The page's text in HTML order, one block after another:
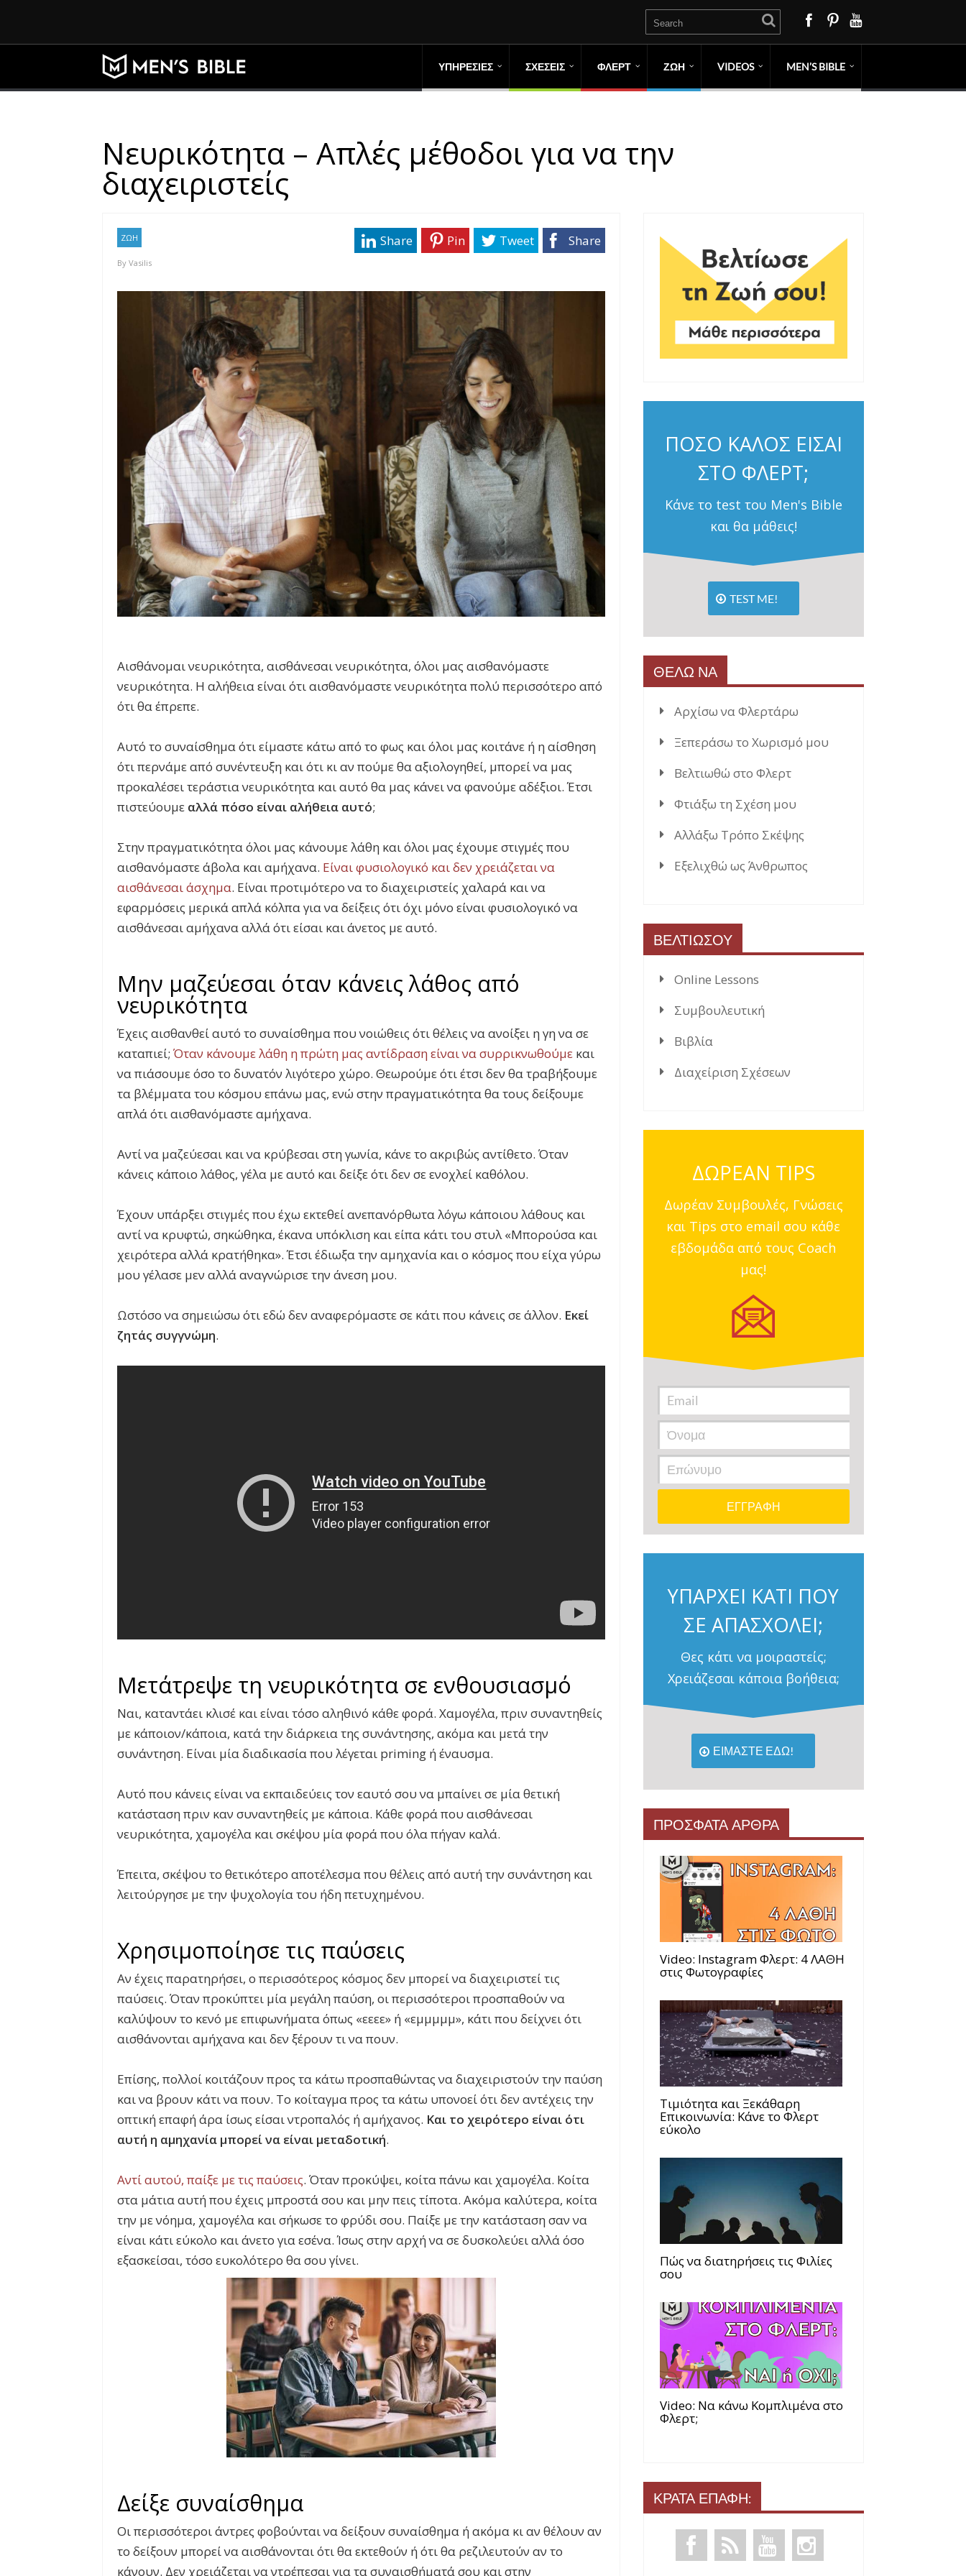
ΥΠΗΡΕΣΙΕΣ ΣΧΕΣΕΙΣ ΦΛΕΡΤ ΖΩΗ VIDEOS MEN’S BIBLE
Νευρικότητα – Απλές μέθοδοι για να την
διαχειριστείς
ΖΩΗ
By Vasilis
Share
Tweet
Pin
Share
Αισθάνομαι νευρικότητα, αισθάνεσαι νευρικότητα, όλοι μας αισθανόμαστε
νευρικότητα. Η αλήθεια είναι ότι αισθανόμαστε νευρικότητα πολύ περισσότερο από
ότι θα έπρεπε.
Αυτό το συναίσθημα ότι είμαστε κάτω από το φως και όλοι μας κοιτάνε ή η αίσθηση
ότι περνάμε από συνέντευξη και ότι κι αν πούμε θα αξιολογηθεί, μπορεί να μας
προκαλέσει τεράστια νευρικότητα και αυτό θα μας κάνει να φανούμε αδέξιοι. Έτσι
πιστεύουμε αλλά πόσο είναι αλήθεια αυτό;
Στην πραγματικότητα όλοι μας κάνουμε λάθη και όλοι μας έχουμε στιγμές που
αισθανόμαστε άβολα και αμήχανα. Είναι φυσιολογικό και δεν χρειάζεται να
αισθάνεσαι άσχημα. Είναι προτιμότερο να το διαχειριστείς χαλαρά και να
εφαρμόσεις μερικά απλά κόλπα για να δείξεις ότι όχι μόνο είναι φυσιολογικό να
αισθάνεσαι αμήχανα αλλά ότι είσαι και άνετος με αυτό.
Μην μαζεύεσαι όταν κάνεις λάθος από
νευρικότητα
Έχεις αισθανθεί αυτό το συναίσθημα που νοιώθεις ότι θέλεις να ανοίξει η γη να σε
καταπιεί; Όταν κάνουμε λάθη η πρώτη μας αντίδραση είναι να συρρικνωθούμε και
να πιάσουμε όσο το δυνατόν λιγότερο χώρο. Θεωρούμε ότι έτσι δεν θα τραβήξουμε
τα βλέμματα του κόσμου επάνω μας, ενώ στην πραγματικότητα θα τους δείξουμε
απλά ότι αισθανόμαστε αμήχανα.
Αντί να μαζεύεσαι και να κρύβεσαι στη γωνία, κάνε το ακριβώς αντίθετο. Όταν
κάνεις κάποιο λάθος, γέλα με αυτό και δείξε ότι δεν σε ενοχλεί καθόλου.
Έχουν υπάρξει στιγμές που έχω εκτεθεί ανεπανόρθωτα λόγω κάποιου λάθους και
αντί να κρυφτώ, σηκώθηκα, έκανα υπόκλιση και είπα κάτι του στυλ «Μπορούσα και
χειρότερα αλλά κρατήθηκα». Έτσι έδιωξα την αμηχανία και ο κόσμος που είχα γύρω
μου γέλασε μεν αλλά αναγνώρισε την άνεση μου.
Ωστόσο να σημειώσω ότι εδώ δεν αναφερόμαστε σε κάτι που κάνεις σε άλλον. Εκεί
ζητάς συγγνώμη.
Μετάτρεψε τη νευρικότητα σε ενθουσιασμό
Ναι, καταντάει κλισέ και είναι τόσο αληθινό κάθε φορά. Χαμογέλα, πριν συναντηθείς
με κάποιον/κάποια, κατά την διάρκεια της συνάντησης, ακόμα και μετά την
συνάντηση. Είναι μία διαδικασία που λέγεται priming ή έναυσμα.
Αυτό που κάνεις είναι να εκπαιδεύεις τον εαυτό σου να μπαίνει σε μία θετική
κατάσταση πριν καν συναντηθείς με κάποια. Κάθε φορά που αισθάνεσαι
νευρικότητα, χαμογέλα και σκέψου μία φορά που όλα πήγαν καλά.
Έπειτα, σκέψου το θετικότερο αποτέλεσμα που θέλεις από αυτή την συνάντηση και
λειτούργησε με την ψυχολογία του ήδη πετυχημένου.
Χρησιμοποίησε τις παύσεις
Αν έχεις παρατηρήσει, ο περισσότερος κόσμος δεν μπορεί να διαχειριστεί τις
παύσεις. Όταν προκύπτει μία μεγάλη παύση, οι περισσότεροι προσπαθούν να
καλύψουν το κενό με επιφωνήματα όπως «εεεε» ή «εμμμμμ», κάτι που δείχνει ότι
αισθάνονται αμήχανα και δεν ξέρουν τι να πουν.
Επίσης, πολλοί κοιτάζουν προς τα κάτω προσπαθώντας να διαχειριστούν την παύση
και να βρουν κάτι να πουν. Το κοίταγμα προς τα κάτω υπονοεί ότι δεν αντέχεις την
οπτική επαφή άρα ίσως είσαι ντροπαλός ή αμήχανος. Και το χειρότερο είναι ότι
αυτή η αμηχανία μπορεί να είναι μεταδοτική.
Αντί αυτού, παίξε με τις παύσεις. Όταν προκύψει, κοίτα πάνω και χαμογέλα. Κοίτα
στα μάτια αυτή που έχεις μπροστά σου και μην πεις τίποτα. Ακόμα καλύτερα, κοίτα
την με νόημα, χαμογέλα και σήκωσε το φρύδι σου. Παίξε με την κατάσταση σαν να
είναι κάτι εύκολο και άνετο για εσένα. Ίσως στην αρχή να σε δυσκολεύει αλλά όσο
εξασκείσαι, τόσο ευκολότερο θα σου γίνει.
Δείξε συναίσθημα
Οι περισσότεροι άντρες φοβούνται να δείξουν συναίσθημα ή ακόμα κι αν θέλουν αν
το δείξουν μπορεί να αισθάνονται ότι θα εκτεθούν ή ότι θα ρεζιλευτούν αν το
κάνουν. Δεν χρειάζεται να ντρέπεσαι για τα συναισθήματά σου και στην
ΠΟΣΟ ΚΑΛΟΣ ΕΙΣΑΙ
ΣΤΟ ΦΛΕΡΤ;
Κάνε το test του Men's Bible
και θα μάθεις!
TEST ME!
ΘΕΛΩ ΝΑ
Αρχίσω να Φλερτάρω
Ξεπεράσω το Χωρισμό μου
Βελτιωθώ στο Φλερτ
Φτιάξω τη Σχέση μου
Αλλάξω Τρόπο Σκέψης
Εξελιχθώ ως Άνθρωπος
ΒΕΛΤΙΩΣΟΥ
Online Lessons
Συμβουλευτική
Βιβλία
Διαχείριση Σχέσεων
ΔΩΡΕΑΝ TIPS
Δωρέαν Συμβουλές, Γνώσεις
και Tips στο email σου κάθε
εβδομάδα από τους Coach
μας!
ΥΠΑΡΧΕΙ ΚΑΤΙ ΠΟΥ
ΣΕ ΑΠΑΣΧΟΛΕΙ;
Θες κάτι να μοιραστείς;
Χρειάζεσαι κάποια βοήθεια;
ΕΙΜΑΣΤΕ ΕΔΩ!
ΠΡΟΣΦΑΤΑ ΑΡΘΡΑ
Video: Instagram Φλερτ: 4 ΛΑΘΗ
στις Φωτογραφίες
Τιμιότητα και Ξεκάθαρη
Επικοινωνία: Κάνε το Φλερτ
εύκολο
Πώς να διατηρήσεις τις Φιλίες
σου
Video: Να κάνω Κομπλιμένα στο
Φλερτ;
ΚΡΑΤΑ ΕΠΑΦΗ: